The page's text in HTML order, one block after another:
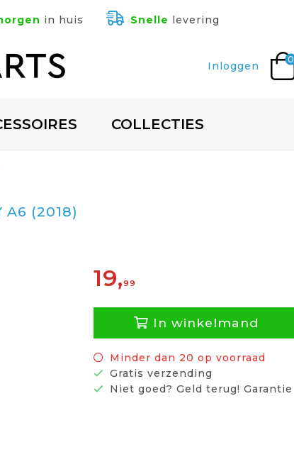
in huis Snelle levering
Inloggen
0
COLLECTIES
A6 (2018)
19,99
In winkelmand
Minder dan 20 op voorraad
Gratis verzending
Niet goed? Geld terug! Garantie